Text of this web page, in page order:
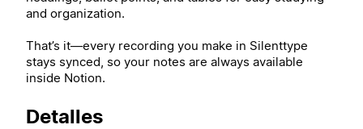
and organization.
That’s it—every recording you make in Silenttype
stays synced, so your notes are always available
inside Notion.
Detalles